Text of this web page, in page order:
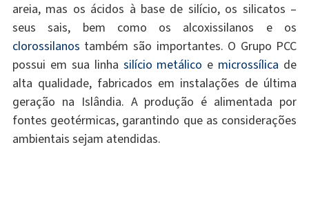
areia, mas os ácidos à base de silício, os silicatos –
seus sais, bem como os alcoxissilanos e os
clorossilanos também são importantes. O Grupo PCC
possui em sua linha silício metálico e microssílica de
alta qualidade, fabricados em instalações de última
geração na Islândia. A produção é alimentada por
fontes geotérmicas, garantindo que as considerações
ambientais sejam atendidas.